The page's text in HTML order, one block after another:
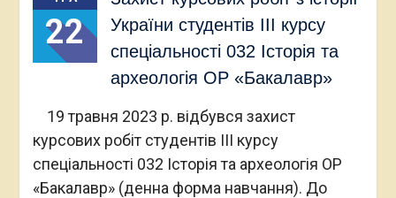
22
України студентів ІІІ курсу
спеціальності 032 Історія та
археологія ОР «Бакалавр»
19 травня 2023 р. відбувся захист
курсових робіт студентів ІІІ курсу
спеціальності 032 Історія та археологія ОР
«Бакалавр» (денна форма навчання). До